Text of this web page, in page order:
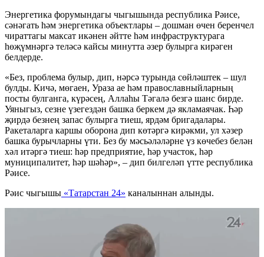
Энергетика форумындагы чыгышында республика Рәисе,
сәнәгать һәм энергетика объектлары – дошман өчен беренчел
чираттагы максат икәнен әйтте һәм инфраструктурага
һөҗүмнәргә теләсә кайсы минутта әзер булырга кирәген
белдерде.
«Без, проблема булыр, дип, нәрсә турында сөйләштек – шул
булды. Кичә, мөгаен, Ураза ае һәм православныйларның
посты булганга, күрәсең, Аллаһы Тәгалә безгә шанс бирде.
Уяныгыз, сезне үзегездән башка беркем дә якламаячак. Һәр
җирдә безнең запас булырга тиеш, ярдәм бригадалары.
Ракеталарга каршы оборона дип көтәргә кирәкми, ул хәзер
башка бурычларны үти. Без бу мәсьәләләрне үз көчебез белән
хәл итәргә тиеш: һәр предприятие, һәр участок, һәр
муниципалитет, һәр шәһәр», – дип билгеләп үтте республика
Рәисе.
Рәис чыгышы «Татарстан 24» каналыннан алынды.